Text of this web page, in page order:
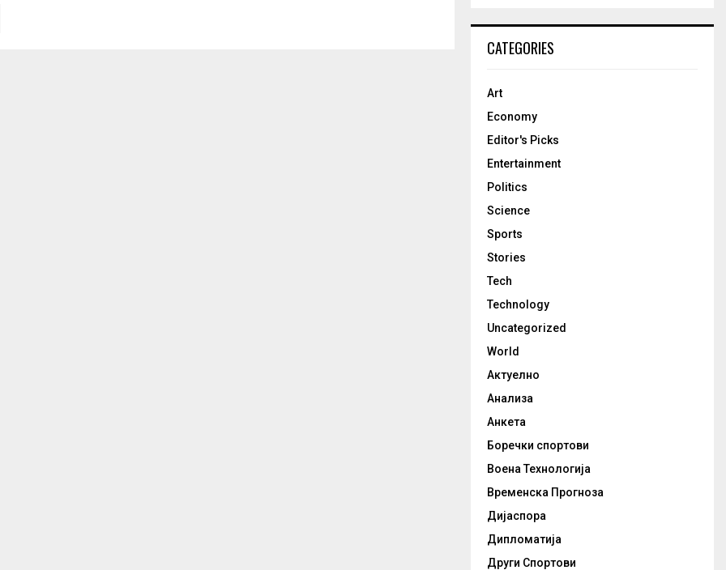
CATEGORIES
Art
Economy
Editor's Picks
Entertainment
Politics
Science
Sports
Stories
Tech
Technology
Uncategorized
World
Актуелно
Анализа
Анкета
Боречки спортови
Воена Технологија
Временска Прогноза
Дијаспора
Дипломатија
Други Спортови